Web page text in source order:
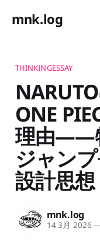
mnk.log
THINKINGESSAY
ONE
理由——
ジャン
設計思想
mnk.log
14 3月 2026